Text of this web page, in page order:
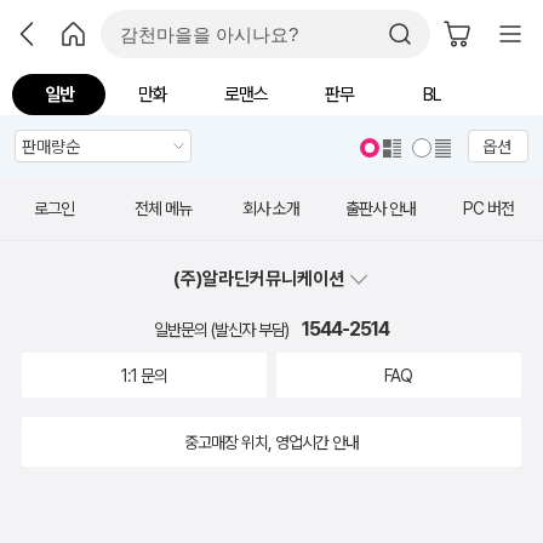
일반 만화 로맨스 판무 BL
옵션
로그인 전체 메뉴 회사 소개 출판사 안내 PC 버전
(주)알라딘커뮤니케이션
일반문의 (발신자 부담) 1544-2514
1:1 문의 FAQ
중고매장 위치, 영업시간 안내